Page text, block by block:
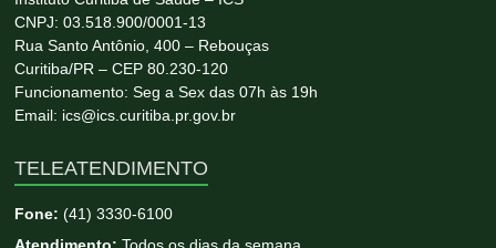
CNPJ: 03.518.900/0001-13
Rua Santo Antônio, 400 – Rebouças
Curitiba/PR – CEP 80.230-120
Funcionamento: Seg a Sex das 07h às 19h
Email: ics@ics.curitiba.pr.gov.br
TELEATENDIMENTO
Fone:(41) 3330-6100
Atendimento: Todos os dias da semana